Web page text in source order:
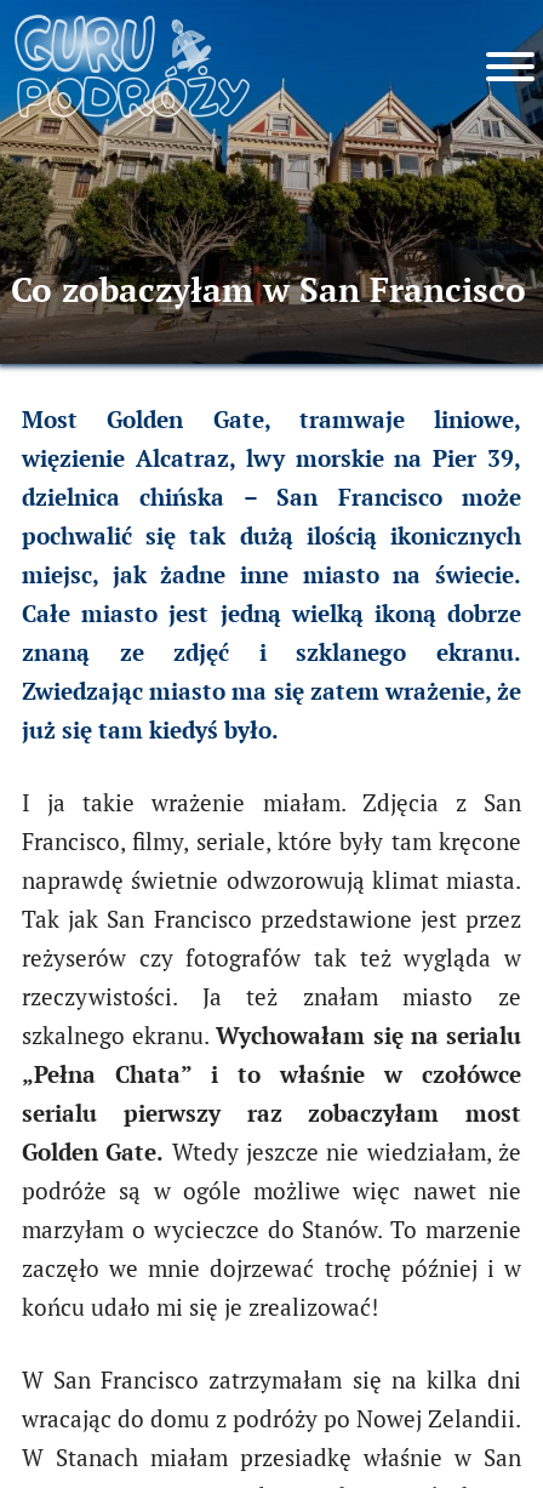
Co zobaczyłam w San Francisco
Most Golden Gate, tramwaje liniowe,
więzienie Alcatraz, lwy morskie na Pier 39,
dzielnica chińska – San Francisco może
pochwalić się tak dużą ilością ikonicznych
miejsc, jak żadne inne miasto na świecie.
Całe miasto jest jedną wielką ikoną dobrze
znaną ze zdjęć i szklanego ekranu.
Zwiedzając miasto ma się zatem wrażenie, że
już się tam kiedyś było.
I ja takie wrażenie miałam. Zdjęcia z San
Francisco, filmy, seriale, które były tam kręcone
naprawdę świetnie odwzorowują klimat miasta.
Tak jak San Francisco przedstawione jest przez
reżyserów czy fotografów tak też wygląda w
rzeczywistości. Ja też znałam miasto ze
szkalnego ekranu.Wychowałam się na serialu
„Pełna Chata” i to właśnie w czołówce
serialu pierwszy raz zobaczyłam most
Golden Gate. Wtedy jeszcze nie wiedziałam, że
podróże są w ogóle możliwe więc nawet nie
marzyłam o wycieczce do Stanów. To marzenie
zaczęło we mnie dojrzewać trochę później i w
końcu udało mi się je zrealizować!
W San Francisco zatrzymałam się na kilka dni
wracając do domu z podróży po Nowej Zelandii.
W Stanach miałam przesiadkę właśnie w San